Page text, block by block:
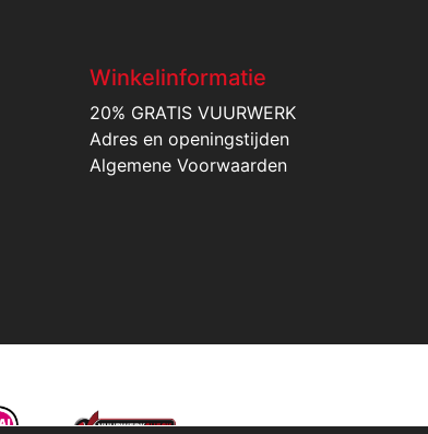
Winkelinformatie
20% GRATIS VUURWERK
Adres en openingstijden
Algemene Voorwaarden